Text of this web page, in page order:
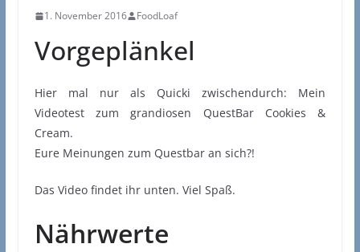
1. November 2016 FoodLoaf
Vorgeplänkel
Hier mal nur als Quicki zwischendurch: Mein
Videotest zum grandiosen QuestBar Cookies &
Cream.
Eure Meinungen zum Questbar an sich?!
Das Video findet ihr unten. Viel Spaß.
Nährwerte